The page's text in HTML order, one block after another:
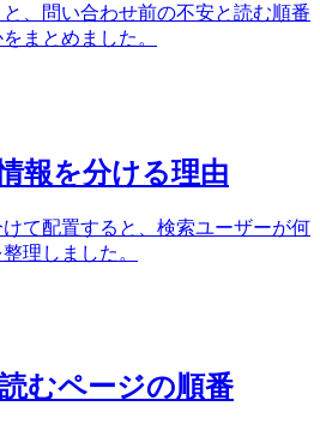
、問い合わせ前の不安と読む順番
まとめました。
報を分ける理由
て配置すると、検索ユーザーが何
理しました。
むページの順番